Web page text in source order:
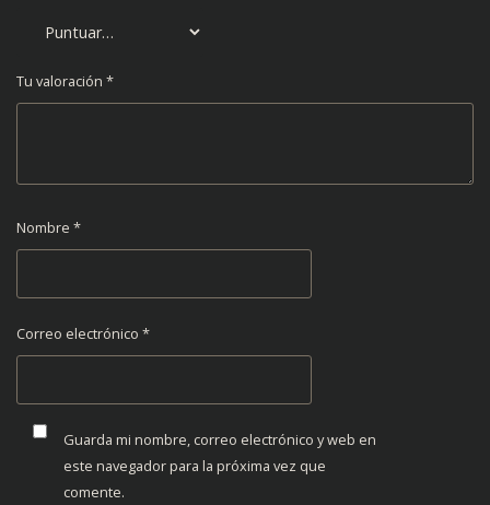
Tu valoración *
Nombre *
Correo electrónico *
Guarda mi nombre, correo electrónico y web en
este navegador para la próxima vez que
comente.